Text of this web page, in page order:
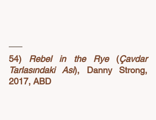
54) Rebel in the Rye (Çavdar
Tarlasındaki Asi), Danny Strong,
2017, ABD